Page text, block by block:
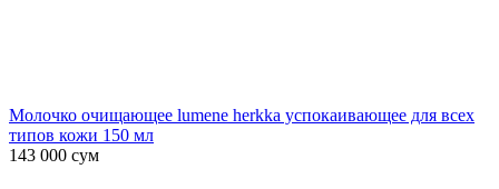
Молочко очищающее lumene herkka успокаивающее для всех
типов кожи 150 мл
143 000 сум